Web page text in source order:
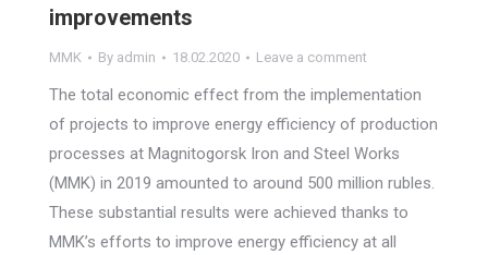
improvements
MMK By admin 18.02.2020 Leave a comment
The total economic effect from the implementation
of projects to improve energy efficiency of production
processes at Magnitogorsk Iron and Steel Works
(MMK) in 2019 amounted to around 500 million rubles.
These substantial results were achieved thanks to
MMK’s efforts to improve energy efficiency at all